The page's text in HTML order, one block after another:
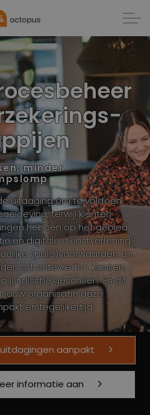
minder
uitdaging om te voldoen
terwijl klanten
hebben op het gebied
en digitale dienstverlening?
(polis)voorwaarden en
tot ontevreden klanten,
juridische geschillen. En dit
jouw organisatie deze
en tegelijkertijd
aanpakt
informatie aan